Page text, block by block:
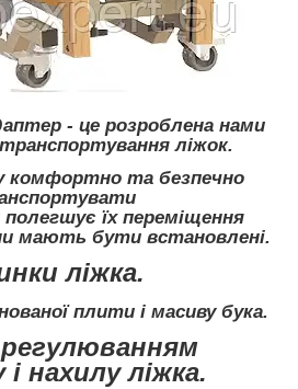
- це розроблена нами
ліжок.
комфортно та безпечно
їх переміщення
мають бути встановлені.
ліжка.
плити і масиву бука.
і нахилу ліжка.